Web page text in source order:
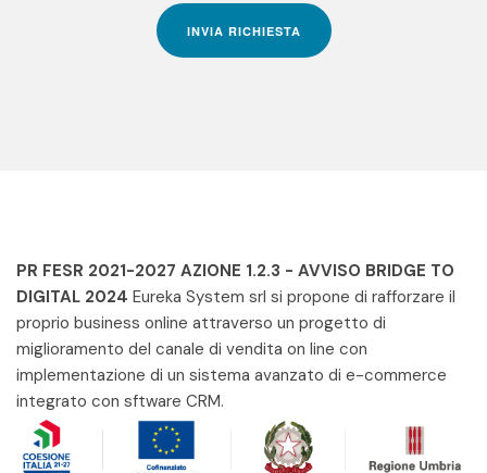
INVIA RICHIESTA
PR FESR 2021-2027 AZIONE 1.2.3 - AVVISO BRIDGE TO
DIGITAL 2024 Eureka System srl si propone di rafforzare il
proprio business online attraverso un progetto di
miglioramento del canale di vendita on line con
implementazione di un sistema avanzato di e-commerce
integrato con sftware CRM.